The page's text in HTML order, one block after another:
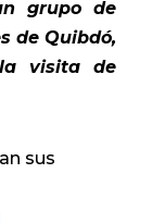
grupo de
de Quibdó,
visita de
sus